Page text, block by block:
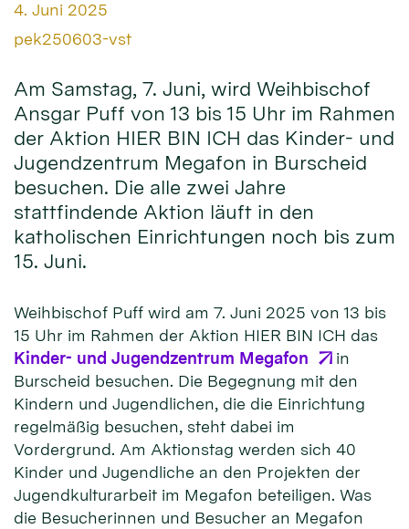
Datum:
4. Juni 2025
Von:
pek250603-vst
Am Samstag, 7. Juni, wird Weihbischof
Ansgar Puff von 13 bis 15 Uhr im Rahmen
der Aktion HIER BIN ICH das Kinder- und
Jugendzentrum Megafon in Burscheid
besuchen. Die alle zwei Jahre
stattfindende Aktion läuft in den
katholischen Einrichtungen noch bis zum
15. Juni.
Weihbischof Puff wird am 7. Juni 2025 von 13 bis
15 Uhr im Rahmen der Aktion HIER BIN ICH das
Kinder- und Jugendzentrum Megafon
in
Burscheid besuchen. Die Begegnung mit den
Kindern und Jugendlichen, die die Einrichtung
regelmäßig besuchen, steht dabei im
Vordergrund. Am Aktionstag werden sich 40
Kinder und Jugendliche an den Projekten der
Jugendkulturarbeit im Megafon beteiligen. Was
die Besucherinnen und Besucher an Megafon